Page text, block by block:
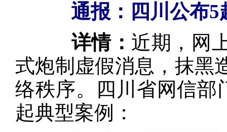
通报：四川公布
详情： 近期，网
式炮制虚假消息，抹黑
络秩序。四川省网信部
起典型案例：